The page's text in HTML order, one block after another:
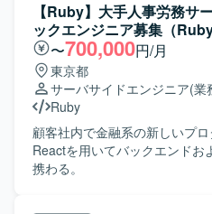
【Ruby】大手人事労務サ
ックエンジニア募集（
〜700,000円/月
東京都
サーバサイドエンジニア(業
Ruby
顧客社内で金融系の新しいプ
Reactを用いてバックエンドお
携わる。